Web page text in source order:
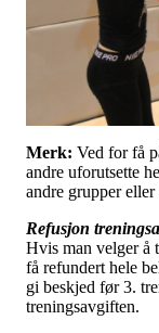
Merk: Ved for få
andre uforutsette
andre grupper eller
Refusjon
Hvis man velger å
få refundert hele
gi beskjed før 3.
treningsavgiften.